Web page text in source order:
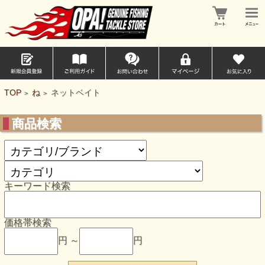
TOP > ね > ネットベイト
商品検索
キーワード検索
価格帯検索
円 ～
円